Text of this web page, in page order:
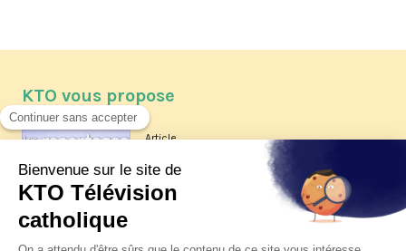
KTO vous propose
Article
Les reportages d'été 2026 de KTO
La visite pastorale du pape Léon